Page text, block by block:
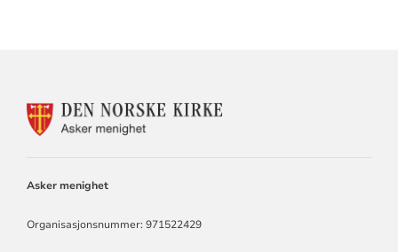
KONTAKTINFORMASJON
Asker menighet
Organisasjonsnummer: 971522429